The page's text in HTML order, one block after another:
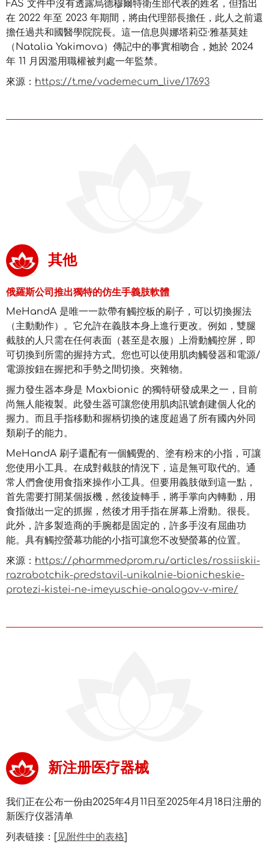
FAS 文件中沒有透露烏德穆爾特衛生部代表的姓名，但指出
在 2022 年至 2023 年期間，將由代理部長擔任，此人之前還
擔任過共和國醫學院院長。這一信息與娜塔莉亞·雅基莫娃
（Natalia Yakimova）傳記中的事實相吻合，她於 2024
年 11 月因濫用職權被判處一年監禁。
來源： https://t.me/vademecum_live/17693
其他
俄羅斯公司推出獨特的仿生手義肢軟體
MeHandA 是唯一一款帶有觸控板的刷子，可以切換握法
（主動動作）。它允許在義肢本身上進行更改。例如，雙腿
截肢的人只需在任何表面（甚至是衣服）上滑動觸控屏，即
可切換到所需的握持方式。您也可以使用肌肉觸發器和電源/
電源按鈕在握把和手勢之間切換。夾雜物。
握力發生器本身是 Maxbionic 的獨特研發成果之一，目前
尚無人能複製。此發生器可讓您使用肌肉訊號創建個人化的
握力。而且手指移動和握柄切換的速度超過了所有國內外同
類刷子的能力。
MeHandA 刷子還配有一個觸覺的、塗有粉末的小指，可讓
您使用小工具。在成對截肢的情況下，這是無可取代的。通
常人們會使用食指來操作小工具。但要用義肢做到這一點，
首先需要打開某個扳機，然後旋轉手，將手掌向內轉動，用
食指做出一定的抓握，然後才用手指在屏幕上滑動。很長。
此外，許多製造商的手腕都是固定的，許多手沒有屈曲功
能。具有觸控螢幕功能的小指可讓您不改變螢幕的位置。
來源： https://pharmmedprom.ru/articles/rossiiskii-
razrabotchik-predstavil-unikalnie-bionicheskie-
protezi-kistei-ne-imeyuschie-analogov-v-mire/
新注册医疗器械
我们正在公布一份由2025年4月11日至2025年4月18日注册的
新医疗仪器清单
列表链接：[见附件中的表格]